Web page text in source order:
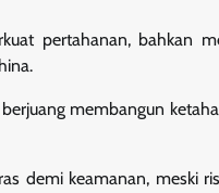
pertahanan, bahkan
membangun
demi keamanan, meski